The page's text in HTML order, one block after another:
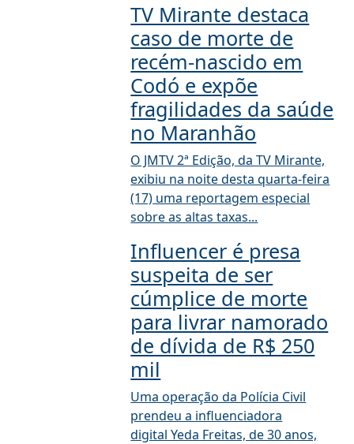
TV Mirante destaca
caso de morte de
recém-nascido em
Codó e expõe
fragilidades da saúde
no Maranhão
O JMTV 2ª Edição, da TV Mirante,
exibiu na noite desta quarta-feira
(17) uma reportagem especial
sobre as altas taxas...
Influencer é presa
suspeita de ser
cúmplice de morte
para livrar namorado
de dívida de R$ 250
mil
Uma operação da Polícia Civil
prendeu a influenciadora
digital Yeda Freitas, de 30 anos,